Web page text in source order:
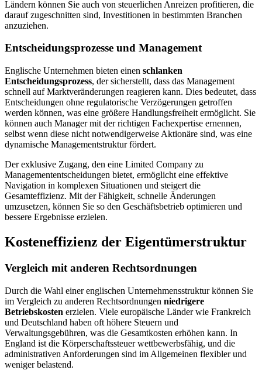
Ländern können Sie auch von steuerlichen Anreizen profitieren, die
darauf zugeschnitten sind, Investitionen in bestimmten Branchen
anzuziehen.
Entscheidungsprozesse und Management
Englische Unternehmen bieten einen schlanken
Entscheidungsprozess, der sicherstellt, dass das Management
schnell auf Marktveränderungen reagieren kann. Dies bedeutet, dass
Entscheidungen ohne regulatorische Verzögerungen getroffen
werden können, was eine größere Handlungsfreiheit ermöglicht. Sie
können auch Manager mit der richtigen Fachexpertise ernennen,
selbst wenn diese nicht notwendigerweise Aktionäre sind, was eine
dynamische Managementstruktur fördert.
Der exklusive Zugang, den eine Limited Company zu
Managemententscheidungen bietet, ermöglicht eine effektive
Navigation in komplexen Situationen und steigert die
Gesamteffizienz. Mit der Fähigkeit, schnelle Änderungen
umzusetzen, können Sie so den Geschäftsbetrieb optimieren und
bessere Ergebnisse erzielen.
Kosteneffizienz der Eigentümerstruktur
Vergleich mit anderen Rechtsordnungen
Durch die Wahl einer englischen Unternehmensstruktur können Sie
im Vergleich zu anderen Rechtsordnungen niedrigere
Betriebskosten erzielen. Viele europäische Länder wie Frankreich
und Deutschland haben oft höhere Steuern und
Verwaltungsgebühren, was die Gesamtkosten erhöhen kann. In
England ist die Körperschaftssteuer wettbewerbsfähig, und die
administrativen Anforderungen sind im Allgemeinen flexibler und
weniger belastend.